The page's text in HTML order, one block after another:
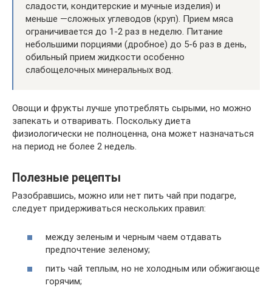
сладости, кондитерские и мучные изделия) и
меньше —сложных углеводов (круп). Прием мяса
ограничивается до 1-2 раз в неделю. Питание
небольшими порциями (дробное) до 5-6 раз в день,
обильный прием жидкости особенно
слабощелочных минеральных вод.
Овощи и фрукты лучше употреблять сырыми, но можно
запекать и отваривать. Поскольку диета
физиологически не полноценна, она может назначаться
на период не более 2 недель.
Полезные рецепты
Разобравшись, можно или нет пить чай при подагре,
следует придерживаться нескольких правил:
между зеленым и черным чаем отдавать
предпочтение зеленому;
пить чай теплым, но не холодным или обжигающе
горячим;